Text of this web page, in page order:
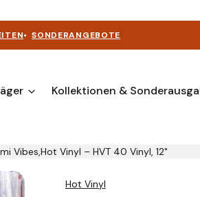
• SONDERANGEBOTE
Kollektionen &
Vibes,Hot Vinyl ‎– HVT 40 Vinyl, 12"
Hot Vinyl